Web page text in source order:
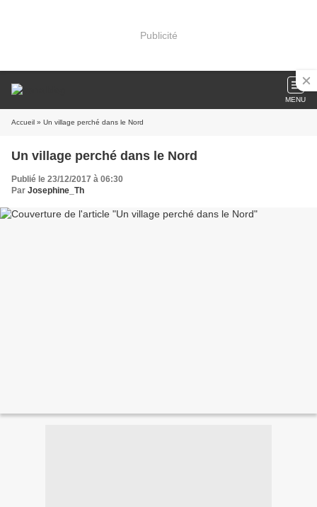
Publicité
MENU
Accueil » Un village perché dans le Nord
Un village perché dans le Nord
Publié le 23/12/2017 à 06:30
Par Josephine_Th